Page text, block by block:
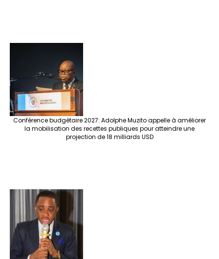
Conférence budgétaire 2027: Adolphe Muzito appelle à améliorer
la mobilisation des recettes publiques pour atteindre une
projection de 18 milliards USD